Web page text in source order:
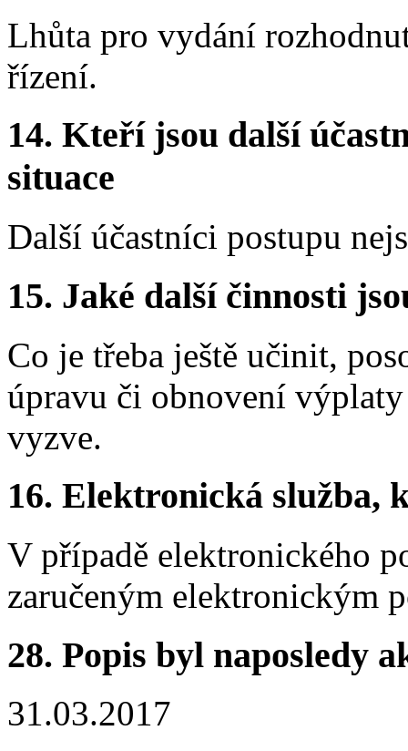
Lhůta pro vydání
řízení.
14. Kteří jsou další
situace
Další účastníci postupu
15. Jaké další činnosti
Co je třeba ještě učinit,
úpravu či obnovení
vyzve.
16. Elektronická služba,
V případě elektronického
zaručeným elektronickým
28. Popis byl naposledy
31.03.2017